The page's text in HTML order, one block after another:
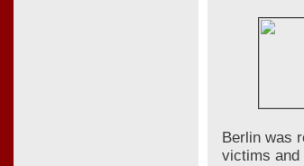
Berlin was
victims and